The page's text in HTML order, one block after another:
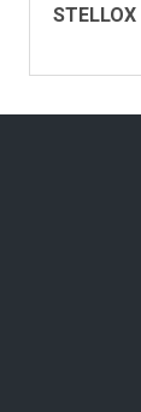
STELLOX